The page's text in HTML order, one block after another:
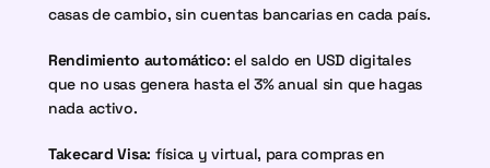
casas de cambio, sin cuentas bancarias en cada país.
Rendimiento automático: el saldo en USD digitales
que no usas genera hasta el 3% anual sin que hagas
nada activo.
Takecard Visa: física y virtual, para compras en